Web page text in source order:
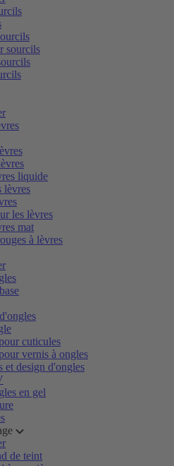
sourcils
liquide
lèvres
les lèvres
mat
à lèvres
cuticules
vernis à ongles
et design d'ongles
en gel
de teint